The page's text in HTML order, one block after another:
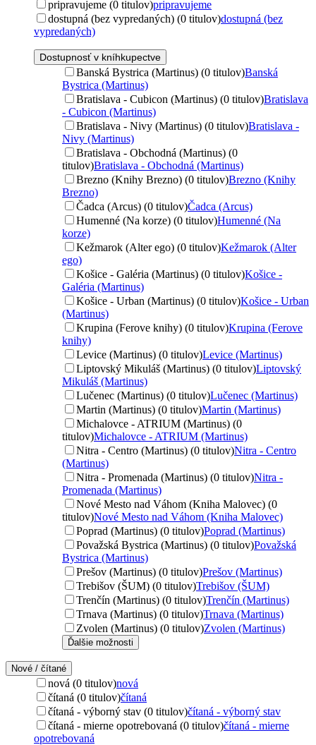
pripravujeme (0 titulov)pripravujeme
dostupná (bez vypredaných) (0 titulov)dostupná (bez
vypredaných)
Dostupnosť v kníhkupectve
Banská Bystrica (Martinus) (0 titulov)Banská
Bystrica (Martinus)
Bratislava - Cubicon (Martinus) (0 titulov)Bratislava
- Cubicon (Martinus)
Bratislava - Nivy (Martinus) (0 titulov)Bratislava -
Nivy (Martinus)
Bratislava - Obchodná (Martinus) (0
titulov)Bratislava - Obchodná (Martinus)
Brezno (Knihy Brezno) (0 titulov)Brezno (Knihy
Brezno)
Čadca (Arcus) (0 titulov)Čadca (Arcus)
Humenné (Na korze) (0 titulov)Humenné (Na
korze)
Kežmarok (Alter ego) (0 titulov)Kežmarok (Alter
ego)
Košice - Galéria (Martinus) (0 titulov)Košice -
Galéria (Martinus)
Košice - Urban (Martinus) (0 titulov)Košice - Urban
(Martinus)
Krupina (Ferove knihy) (0 titulov)Krupina (Ferove
knihy)
Levice (Martinus) (0 titulov)Levice (Martinus)
Liptovský Mikuláš (Martinus) (0 titulov)Liptovský
Mikuláš (Martinus)
Lučenec (Martinus) (0 titulov)Lučenec (Martinus)
Martin (Martinus) (0 titulov)Martin (Martinus)
Michalovce - ATRIUM (Martinus) (0
titulov)Michalovce - ATRIUM (Martinus)
Nitra - Centro (Martinus) (0 titulov)Nitra - Centro
(Martinus)
Nitra - Promenada (Martinus) (0 titulov)Nitra -
Promenada (Martinus)
Nové Mesto nad Váhom (Kniha Malovec) (0
titulov)Nové Mesto nad Váhom (Kniha Malovec)
Poprad (Martinus) (0 titulov)Poprad (Martinus)
Považská Bystrica (Martinus) (0 titulov)Považská
Bystrica (Martinus)
Prešov (Martinus) (0 titulov)Prešov (Martinus)
Trebišov (ŠUM) (0 titulov)Trebišov (ŠUM)
Trenčín (Martinus) (0 titulov)Trenčín (Martinus)
Trnava (Martinus) (0 titulov)Trnava (Martinus)
Zvolen (Martinus) (0 titulov)Zvolen (Martinus)
Ďalšie možnosti
Nové / čítané
nová (0 titulov)nová
čítaná (0 titulov)čítaná
čítaná - výborný stav (0 titulov)čítaná - výborný stav
čítaná - mierne opotrebovaná (0 titulov)čítaná - mierne
opotrebovaná